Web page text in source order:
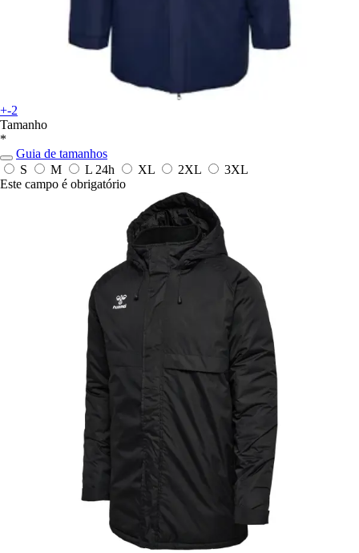
+-2
Tamanho
*
Guia de tamanhos
S
M L 24h XL 2XL
3XL
Este campo é obrigatório